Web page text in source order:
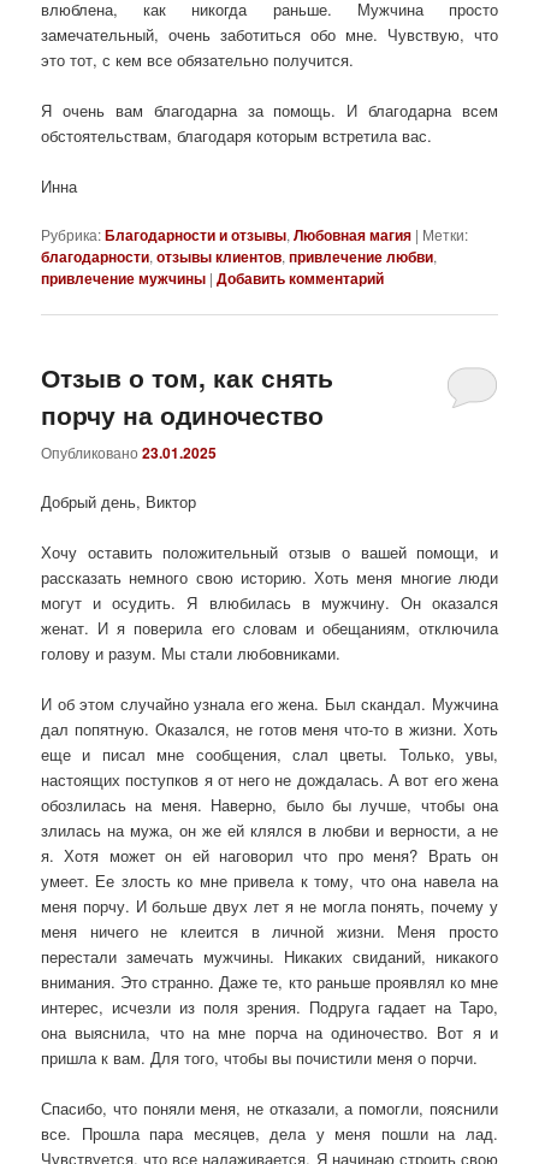
влюблена, как никогда раньше. Мужчина просто
замечательный, очень заботиться обо мне. Чувствую, что
это тот, с кем все обязательно получится.
Я очень вам благодарна за помощь. И благодарна всем
обстоятельствам, благодаря которым встретила вас.
Инна
Рубрика:Благодарности и отзывы,Любовная магия | Метки:
благодарности,отзывы клиентов,привлечение любви,
привлечение мужчины |Добавить комментарий
Отзыв о том, как снять
порчу на одиночество
Опубликовано23.01.2025
Добрый день, Виктор
Хочу оставить положительный отзыв о вашей помощи, и
рассказать немного свою историю. Хоть меня многие люди
могут и осудить. Я влюбилась в мужчину. Он оказался
женат. И я поверила его словам и обещаниям, отключила
голову и разум. Мы стали любовниками.
И об этом случайно узнала его жена. Был скандал. Мужчина
дал попятную. Оказался, не готов меня что-то в жизни. Хоть
еще и писал мне сообщения, слал цветы. Только, увы,
настоящих поступков я от него не дождалась. А вот его жена
обозлилась на меня. Наверно, было бы лучше, чтобы она
злилась на мужа, он же ей клялся в любви и верности, а не
я. Хотя может он ей наговорил что про меня? Врать он
умеет. Ее злость ко мне привела к тому, что она навела на
меня порчу. И больше двух лет я не могла понять, почему у
меня ничего не клеится в личной жизни. Меня просто
перестали замечать мужчины. Никаких свиданий, никакого
внимания. Это странно. Даже те, кто раньше проявлял ко мне
интерес, исчезли из поля зрения. Подруга гадает на Таро,
она выяснила, что на мне порча на одиночество. Вот я и
пришла к вам. Для того, чтобы вы почистили меня о порчи.
Спасибо, что поняли меня, не отказали, а помогли, пояснили
все. Прошла пара месяцев, дела у меня пошли на лад.
Чувствуется, что все налаживается. Я начинаю строить свою